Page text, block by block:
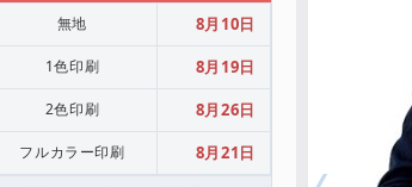
無地 8月10日
1色印刷 8月19日
2色印刷 8月26日
フルカラー印刷 8月21日